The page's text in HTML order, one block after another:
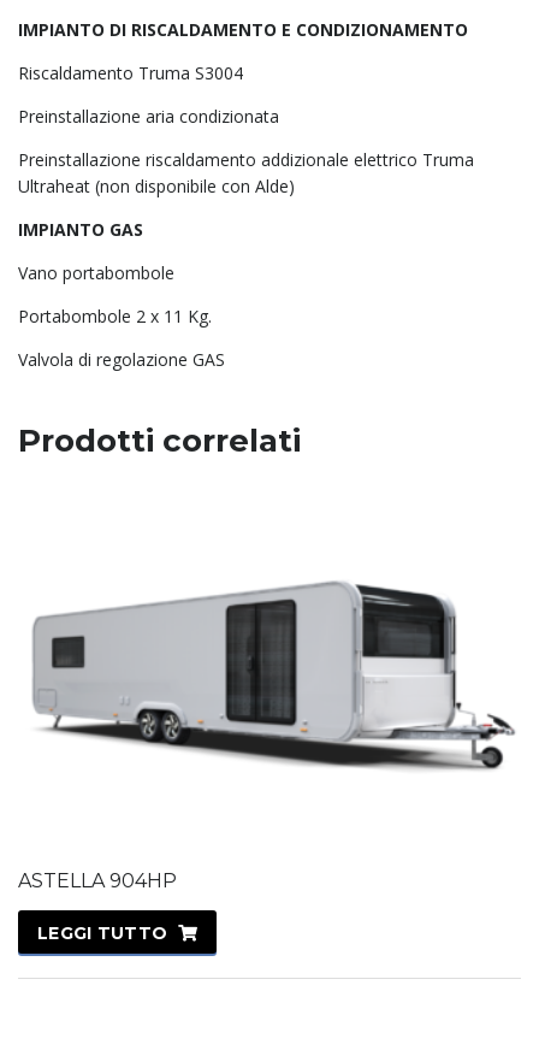
IMPIANTO DI RISCALDAMENTO E CONDIZIONAMENTO
Riscaldamento Truma S3004
Preinstallazione aria condizionata
Preinstallazione riscaldamento addizionale elettrico Truma
Ultraheat (non disponibile con Alde)
IMPIANTO GAS
Vano portabombole
Portabombole 2 x 11 Kg.
Valvola di regolazione GAS
Prodotti correlati
ASTELLA 904HP
LEGGI TUTTO